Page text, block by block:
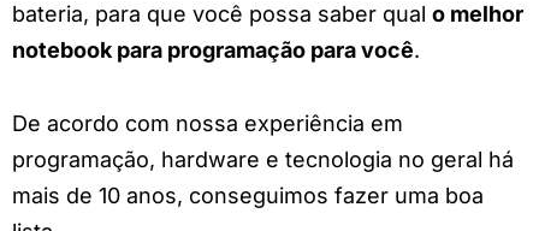
bateria, para que você possa saber qual o melhor
notebook para programação para você.
De acordo com nossa experiência em
programação, hardware e tecnologia no geral há
mais de 10 anos, conseguimos fazer uma boa